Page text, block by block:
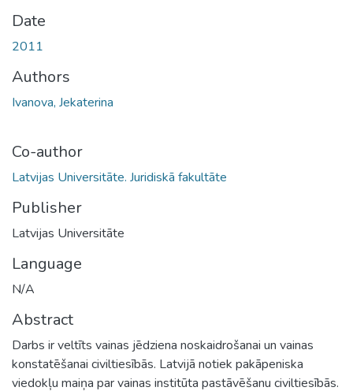
Date
2011
Authors
Ivanova, Jekaterina
Co-author
Latvijas Universitāte. Juridiskā fakultāte
Publisher
Latvijas Universitāte
Language
N/A
Abstract
Darbs ir veltīts vainas jēdziena noskaidrošanai un vainas
konstatēšanai civiltiesībās. Latvijā notiek pakāpeniska
viedokļu maiņa par vainas institūta pastāvēšanu civiltiesībās.